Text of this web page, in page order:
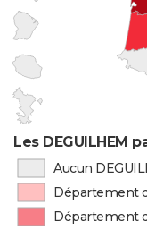
Les DEGUILHEM
Aucun
Département
Département